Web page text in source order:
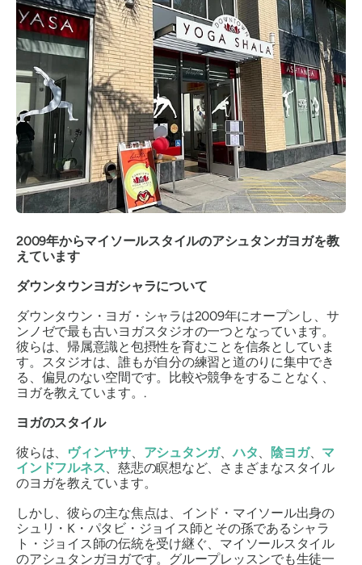
2009年からマイソールスタイルのアシュタンガヨガを教
えています
ダウンタウンヨガシャラについて
ダウンタウン・ヨガ・シャラは2009年にオープンし、サ
ンノゼで最も古いヨガスタジオの一つとなっています。
彼らは、帰属意識と包摂性を育むことを信条としていま
す。スタジオは、誰もが自分の練習と道のりに集中でき
る、偏見のない空間です。比較や競争をすることなく、
ヨガを教えています。.
ヨガのスタイル
彼らは、
ヴィンヤサ、 アシュタンガ、ハタ 陰ヨガ、 マ
インドフルネス 、慈悲の瞑想など、さまざまなスタイル
のヨガを教えています。
しかし、彼らの主な焦点は、インド・マイソール出身の
シュリ・K・パタビ・ジョイス師とその孫であるシャラ
ト・ジョイス師の伝統を受け継ぐ、マイソールスタイル
のアシュタンガヨガです。グループレッスンでも生徒一